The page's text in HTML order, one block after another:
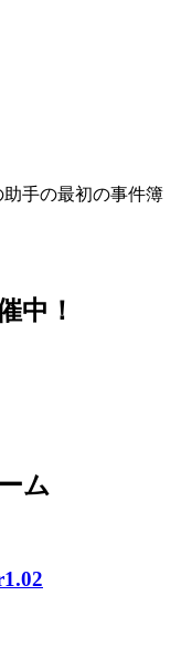
手の最初の事件簿
中！
ム